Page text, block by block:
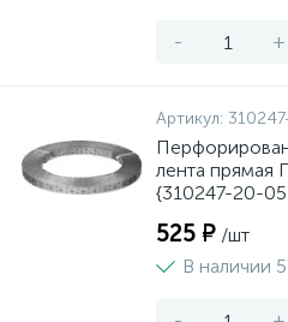
- +
Артикул:
лента прямая
{310247-20-
525 ₽ /шт
В наличии